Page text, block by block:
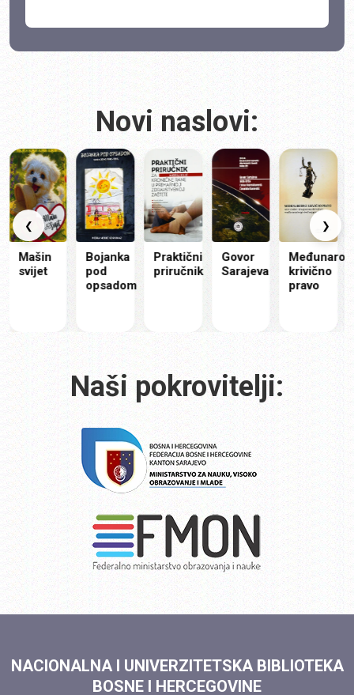
Novi naslovi:
❮
Bojanka
pod
opsadom
Praktični
priručnik
Govor
Sarajeva
Međunarodno
krivično
pravo
❯
Naši pokrovitelji:
NACIONALNA I UNIVERZITETSKA BIBLIOTEKA
BOSNE I HERCEGOVINE